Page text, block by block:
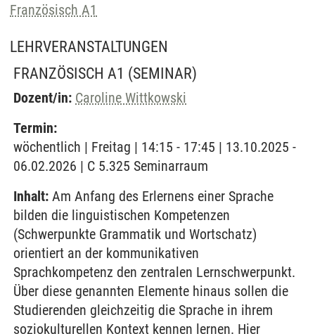
Französisch A1
LEHRVERANSTALTUNGEN
FRANZÖSISCH A1 (SEMINAR)
Dozent/in: Caroline Wittkowski
Termin:
wöchentlich | Freitag | 14:15 - 17:45 | 13.10.2025 -
06.02.2026 | C 5.325 Seminarraum
Inhalt: Am Anfang des Erlernens einer Sprache
bilden die linguistischen Kompetenzen
(Schwerpunkte Grammatik und Wortschatz)
orientiert an der kommunikativen
Sprachkompetenz den zentralen Lernschwerpunkt.
Über diese genannten Elemente hinaus sollen die
Studierenden gleichzeitig die Sprache in ihrem
soziokulturellen Kontext kennen lernen. Hier